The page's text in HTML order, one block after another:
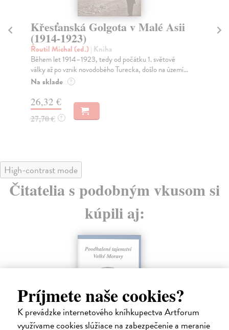
Príjmete naše cookies?
K prevádzke internetového kníhkupectva Artforum
využívame cookies slúžiace na zabezpečenie a meranie
Golgota v Malé Asii
(ed.)| Kniha
1914–1923, tedy od počátku 1. světové
vznik novodobého Turecka, došlo na území...
Střední
jeskyních/
Neruda Petr
Informace poskytují
High-contrast mode
Čitatelia s podobným vkusom si
kúpili aj: